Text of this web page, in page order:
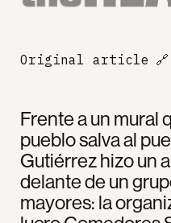
Frente a un mural
pueblo salva al
Gutiérrez hizo un
delante de un
mayores: la
Original article 🔗